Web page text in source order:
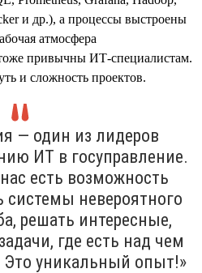
и др.), а процессы выстроены
атмосфера
привычны ИТ-специалистам.
и сложность проектов.
— один из лидеров
ИТ в госуправление.
есть возможность
системы невероятного
решать интересные,
где есть над чем
Это уникальный опыт!»